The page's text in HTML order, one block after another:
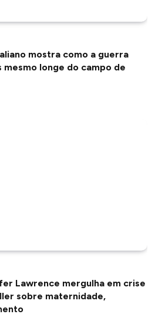
mostra como a guerra
longe do campo de
Lawrence mergulha em crise
sobre maternidade,